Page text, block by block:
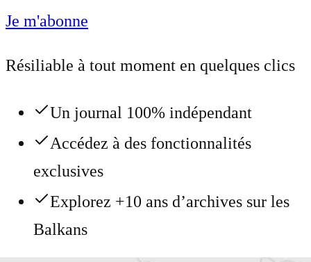
Je m'abonne
Résiliable à tout moment en quelques clics
Un journal 100% indépendant
Accédez à des fonctionnalités
exclusives
Explorez +10 ans d’archives sur les
Balkans